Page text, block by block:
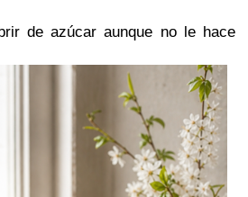
de azúcar aunque no le hace